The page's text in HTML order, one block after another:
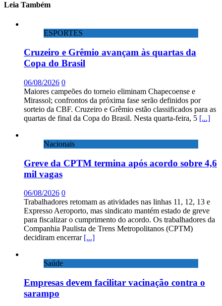
Leia Também
ESPORTES
Cruzeiro e Grêmio avançam às quartas da
Copa do Brasil
06/08/2026 0
Maiores campeões do torneio eliminam Chapecoense e
Mirassol; confrontos da próxima fase serão definidos por
sorteio da CBF. Cruzeiro e Grêmio estão classificados para as
quartas de final da Copa do Brasil. Nesta quarta-feira, 5 [...]
Nacionais
Greve da CPTM termina após acordo sobre 4,6
mil vagas
06/08/2026 0
Trabalhadores retomam as atividades nas linhas 11, 12, 13 e
Expresso Aeroporto, mas sindicato mantém estado de greve
para fiscalizar o cumprimento do acordo. Os trabalhadores da
Companhia Paulista de Trens Metropolitanos (CPTM)
decidiram encerrar [...]
Saúde
Empresas devem facilitar vacinação contra o
sarampo